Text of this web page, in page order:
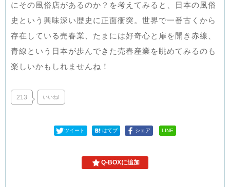
にその風俗店があるのか？を考えてみると、日本の風俗
史という興味深い歴史に正面衝突。世界で一番古くから
存在している売春業、たまには好奇心と扉を開き赤線、
青線という日本が歩んできた売春産業を眺めてみるのも
楽しいかもしれませんね！
213 いいね!
ツイート はてブ シェア LINE
Q-BOXに追加